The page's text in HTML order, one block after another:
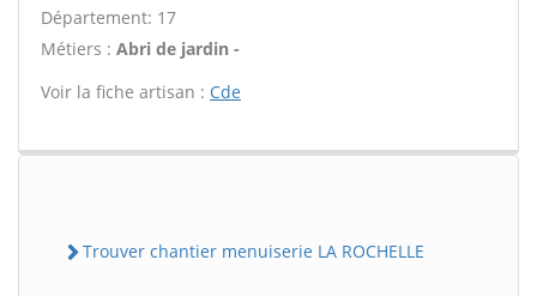
Département: 17
Métiers : Abri de jardin -
Voir la fiche artisan : Cde
Trouver chantier menuiserie LA ROCHELLE